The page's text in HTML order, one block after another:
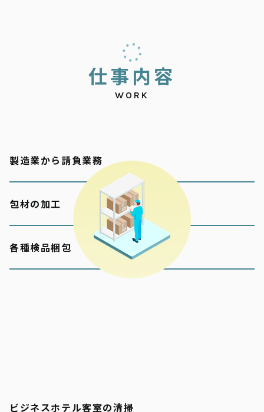
仕事内容
WORK
製造業から請負業務
包材の加工
各種検品梱包
ビジネスホテル客室の清掃